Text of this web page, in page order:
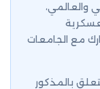
والعالمي،
مع الجامعات
بالمذكور